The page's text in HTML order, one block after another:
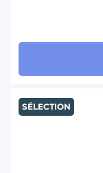
SÉLECTION